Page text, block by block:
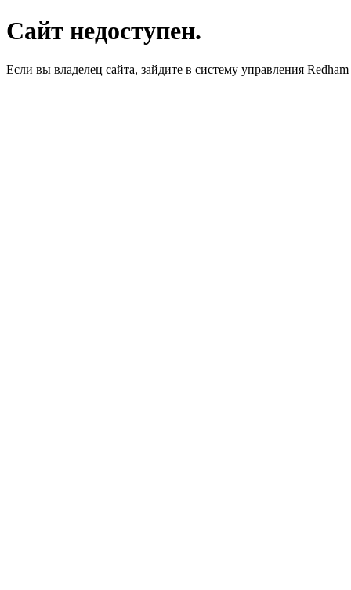
Сайт недоступен.
Если вы владелец сайта, зайдите в систему управления